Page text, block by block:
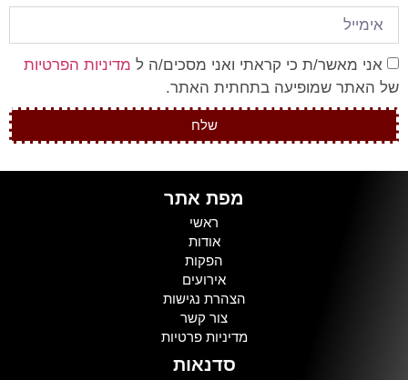
אני מאשר/ת כי קראתי ואני מסכים/ה ל מדיניות הפרטיות
של האתר שמופיעה בתחתית האתר.
שלח
מפת אתר
ראשי
אודות
הפקות
אירועים
הצהרת נגישות
צור קשר
מדיניות פרטיות
סדנאות